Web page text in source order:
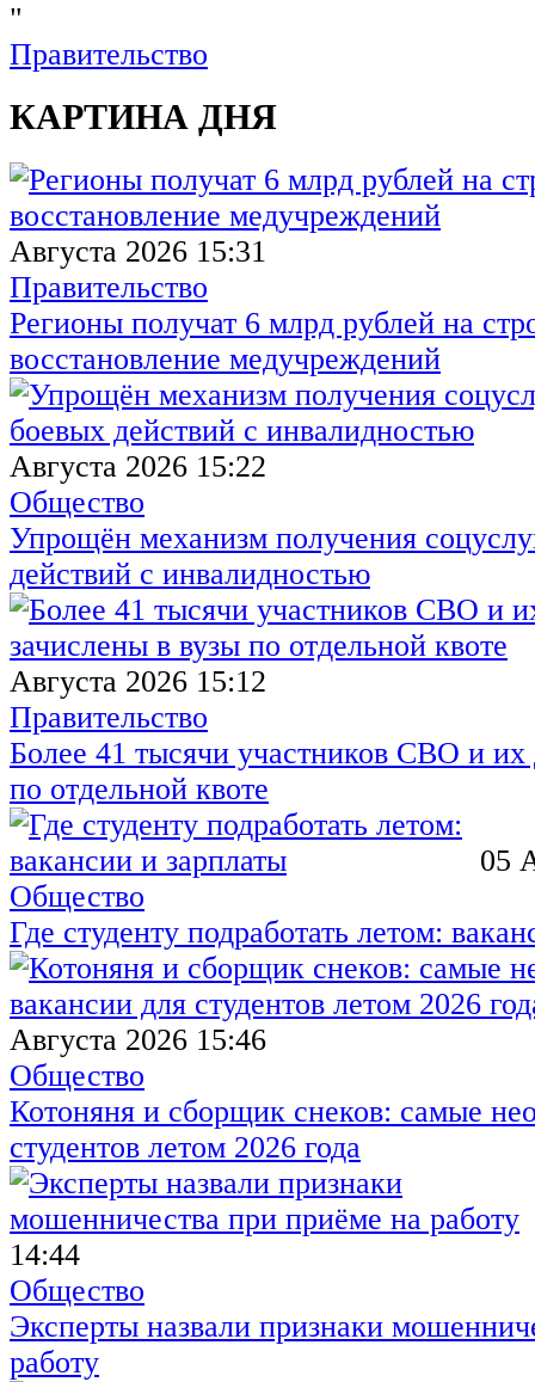
"
Правительство
КАРТИНА ДНЯ
Августа 2026 15:31
Правительство
Регионы получат 6 млрд рублей на
восстановление медучреждений
Августа 2026 15:22
Общество
Упрощён механизм получения
действий с инвалидностью
Августа 2026 15:12
Правительство
Более 41 тысячи участников СВО и их
по отдельной квоте
05
Общество
Где студенту подработать летом:
Августа 2026 15:46
Общество
Котоняня и сборщик снеков: самые
студентов летом 2026 года
14:44
Общество
Эксперты назвали признаки
работу